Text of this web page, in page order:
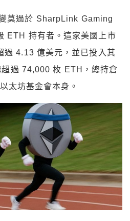
莫過於 SharpLink Gaming
ETH 持有者。這家美國上市
過4.13 億美元，並已投入其
過 74,000枚 ETH ，總持倉
太坊基金會本身。